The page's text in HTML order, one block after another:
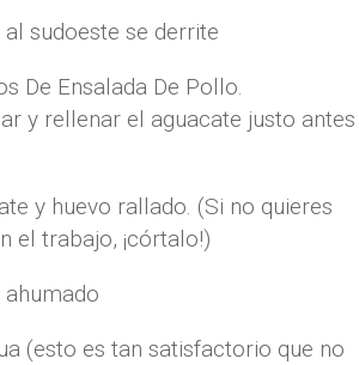
sudoeste se derrite
De Ensalada De Pollo.
y rellenar el aguacate justo antes
y huevo rallado. (Si no quieres
el trabajo, ¡córtalo!)
(esto es tan satisfactorio que no